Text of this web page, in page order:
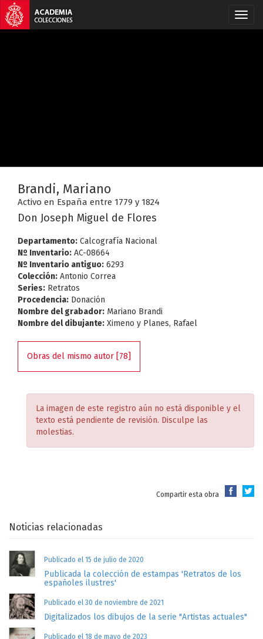
Brandi, Mariano
Activo en España entre 1779 y 1824
Don Joseph Miguel de Flores
Departamento: Calcografía Nacional
Nº Inventario: AC-08664
Nº Inventario antiguo: 6293
Colección: Antonio Correa
Series: Retratos
Procedencia: Donación
Nombre del grabador: Mariano Brandi
Nombre del dibujante: Ximeno y Planes, Rafael
Obras del mismo autor [78]
La imagen de este registro aún no está disponible y el
texto está pendiente de revisión. Disculpe las
molestias.
Compartir esta obra
Noticias relacionadas
Publicado el 15 de julio de 2020
Publicada la colección de estampas 'Retratos de los
españoles ilustres'
Publicado el 30 de noviembre de 2021
Digitalizados los dibujos de la serie "Artistas actuales"
Publicado el 18 de mayo de 2023